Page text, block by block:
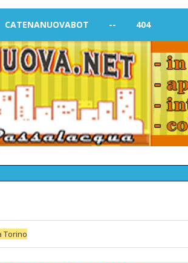
CATENANUOVABOT -- 404
Torino